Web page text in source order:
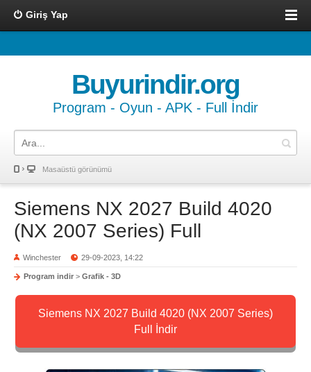
Giriş Yap
Buyurindir.org
Program - Oyun - APK - Full İndir
Masaüstü görünümü
Siemens NX 2027 Build 4020
(NX 2007 Series) Full
Winchester 29-09-2023, 14:22
Program indir > Grafik - 3D
Siemens NX 2027 Build 4020 (NX 2007 Series)
Full İndir